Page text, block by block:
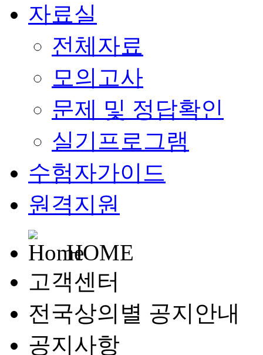
자료실
전체자료
모의고사
문제 및 정답확인
실기프로그램
수험자가이드
원격지원
HOME
고객센터
전국상의별 공지안내
공지사항